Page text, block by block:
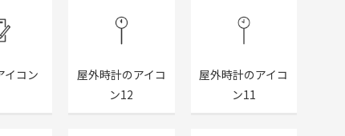
イコン
屋外時計のアイコ
ン12
屋外時計のアイコ
ン11